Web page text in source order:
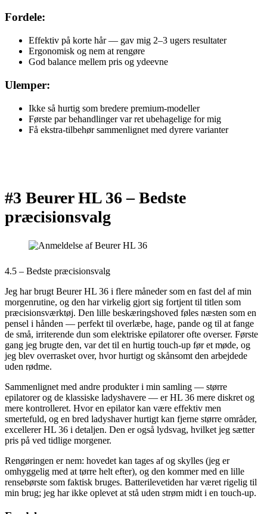
Fordele:
Effektiv på korte hår — gav mig 2–3 ugers resultater
Ergonomisk og nem at rengøre
God balance mellem pris og ydeevne
Ulemper:
Ikke så hurtig som bredere premium-modeller
Første par behandlinger var ret ubehagelige for mig
Få ekstra-tilbehør sammenlignet med dyrere varianter
#3 Beurer HL 36 –Bedste
præcisionsvalg
4.5 – Bedste præcisionsvalg
Jeg har brugt Beurer HL 36 i flere måneder som en fast del af min
morgenrutine, og den har virkelig gjort sig fortjent til titlen som
præcisionsværktøj. Den lille beskæringshoved føles næsten som en
pensel i hånden — perfekt til overlæbe, hage, pande og til at fange
de små, irriterende dun som elektriske epilatorer ofte overser. Første
gang jeg brugte den, var det til en hurtig touch-up før et møde, og
jeg blev overrasket over, hvor hurtigt og skånsomt den arbejdede
uden rødme.
Sammenlignet med andre produkter i min samling — større
epilatorer og de klassiske ladyshavere — er HL 36 mere diskret og
mere kontrolleret. Hvor en epilator kan være effektiv men
smertefuld, og en bred ladyshaver hurtigt kan fjerne større områder,
excellerer HL 36 i detaljen. Den er også lydsvag, hvilket jeg sætter
pris på ved tidlige morgener.
Rengøringen er nem: hovedet kan tages af og skylles (jeg er
omhyggelig med at tørre helt efter), og den kommer med en lille
rensebørste som faktisk bruges. Batterilevetiden har været rigelig til
min brug; jeg har ikke oplevet at stå uden strøm midt i en touch-up.